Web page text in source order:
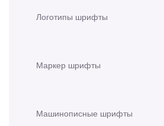
Логотипы шрифты
Маркер шрифты
Машинописные шрифты